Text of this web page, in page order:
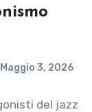
Maggio 3, 2026
del jazz